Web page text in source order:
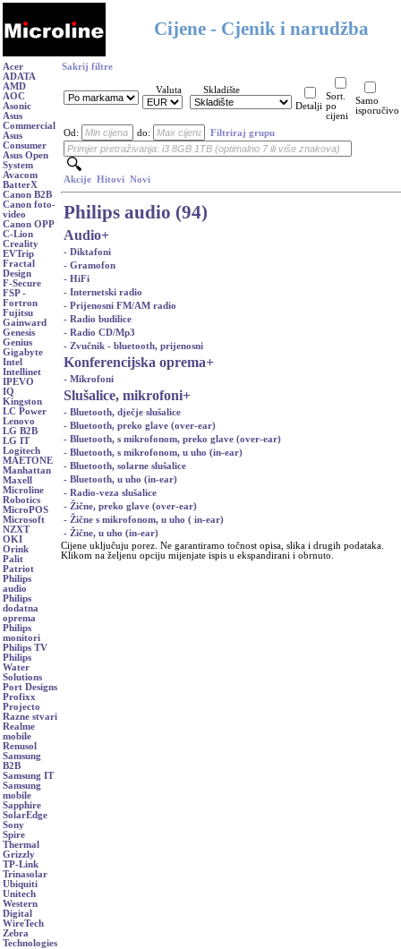
Cijene - Cjenik i narudžba
Acer
ADATA
AMD
AOC
Asonic
Asus
Commercial
Asus
Consumer
Asus Open
System
Avacom
BatterX
Canon B2B
Canon foto-
video
Canon OPP
C-Lion
Creality
EVTrip
Fractal
Design
F-Secure
FSP -
Fortron
Fujitsu
Gainward
Genesis
Genius
Gigabyte
Intel
Intellinet
IPEVO
IQ
Kingston
LC Power
Lenovo
LG B2B
LG IT
Logitech
MAETONE
Manhattan
Maxell
Microline
Robotics
MicroPOS
Microsoft
NZXT
OKI
Orink
Palit
Patriot
Philips
audio
Philips
dodatna
oprema
Philips
monitori
Philips TV
Philips
Water
Solutions
Port Designs
Profixx
Projecto
Razne stvari
Realme
mobile
Renusol
Samsung
B2B
Samsung IT
Samsung
mobile
Sapphire
SolarEdge
Sony
Spire
Thermal
Grizzly
TP-Link
Trinasolar
Ubiquiti
Unitech
Western
Digital
WireTech
Zebra
Technologies
Sakrij filtre
Valuta
Skladište
Detalji
Sort.
po
cijeni
Samo
isporučivo
Od: do: Filtriraj grupu
Akcije Hitovi Novi
Philips audio (94)
Audio+
- Diktafoni
- Gramofon
- HiFi
- Internetski radio
- Prijenosni FM/AM radio
- Radio budilice
- Radio CD/Mp3
- Zvučnik - bluetooth, prijenosni
Konferencijska oprema+
- Mikrofoni
Slušalice, mikrofoni+
- Bluetooth, dječje slušalice
- Bluetooth, preko glave (over-ear)
- Bluetooth, s mikrofonom, preko glave (over-ear)
- Bluetooth, s mikrofonom, u uho (in-ear)
- Bluetooth, solarne slušalice
- Bluetooth, u uho (in-ear)
- Radio-veza slušalice
- Žične, preko glave (over-ear)
- Žične s mikrofonom, u uho ( in-ear)
- Žične, u uho (in-ear)
Cijene uključuju porez. Ne garantiramo točnost opisa, slika i drugih podataka.
Klikom na željenu opciju mijenjate ispis u ekspandirani i obrnuto.